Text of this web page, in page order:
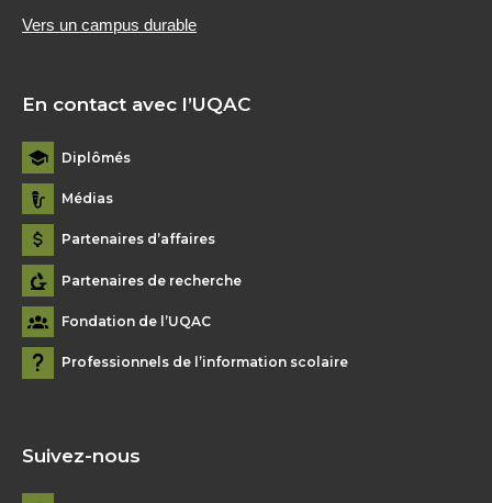
Vers un campus durable
En contact avec l’UQAC
Diplômés
Médias
Partenaires d’affaires
Partenaires de recherche
Fondation de l’UQAC
Professionnels de l’information scolaire
Suivez-nous